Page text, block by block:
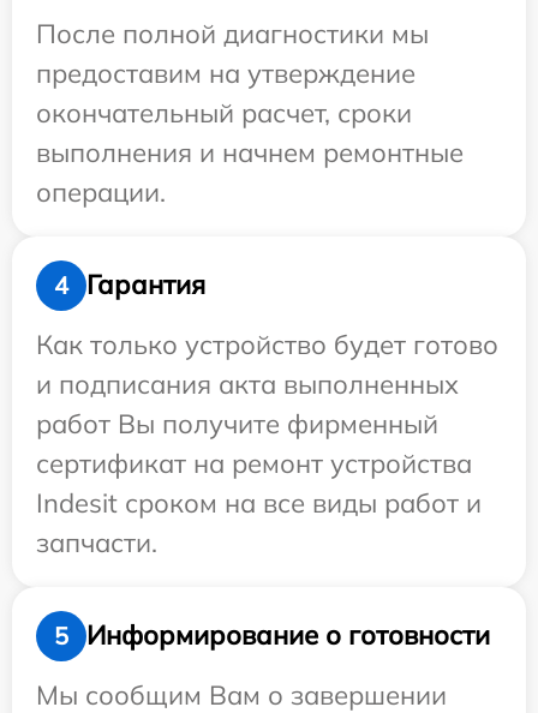
После полной диагностики мы
предоставим на утверждение
окончательный расчет, сроки
выполнения и начнем ремонтные
операции.
4
Гарантия
Как только устройство будет готово
и подписания акта выполненных
работ Вы получите фирменный
сертификат на ремонт устройства
Indesit сроком на все виды работ и
запчасти.
5
Информирование о готовности
Мы сообщим Вам о завершении